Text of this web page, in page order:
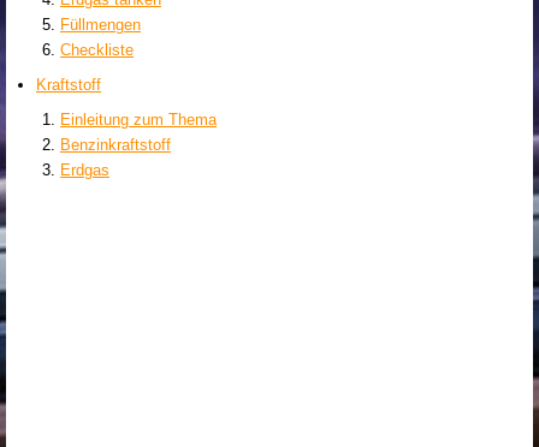
Füllmengen
Checkliste
Kraftstoff
Einleitung zum Thema
Benzinkraftstoff
Erdgas